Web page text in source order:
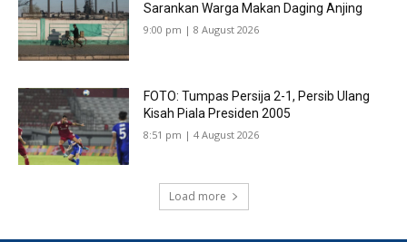
Sarankan Warga Makan Daging Anjing
9:00 pm | 8 August 2026
FOTO: Tumpas Persija 2-1, Persib Ulang
Kisah Piala Presiden 2005
8:51 pm | 4 August 2026
Load more